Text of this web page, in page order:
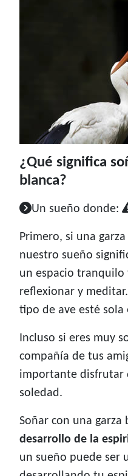
¿Qué significa
blanca?
Un sueño donde:
Primero, si una
nuestro sueño
un espacio tranquilo
reflexionar y
tipo de ave esté sola
Incluso si eres muy
compañía de tus
importante disfrutar
soledad.
Soñar con una garza
desarrollo de la
un sueño puede ser